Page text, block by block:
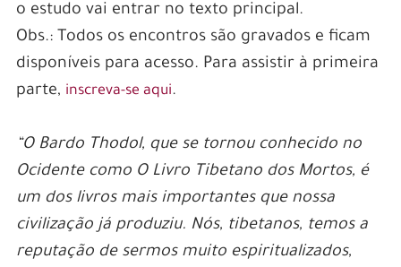
o estudo vai entrar no texto principal.
Obs.: Todos os encontros são gravados e ficam
disponíveis para acesso. Para assistir à primeira
parte, inscreva-se aqui.
“O Bardo Thodol, que se tornou conhecido no
Ocidente como O Livro Tibetano dos Mortos, é
um dos livros mais importantes que nossa
civilização já produziu. Nós, tibetanos, temos a
reputação de sermos muito espiritualizados,